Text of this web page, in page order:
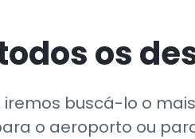
os
iremos buscá-lo o
o aeroporto ou